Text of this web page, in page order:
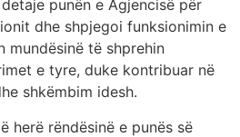
punën e Agjencisë për
dhe shpjegoi funksionimin e
mundësinë të shprehin
e tyre, duke kontribuar në
shkëmbim idesh.
herë rëndësinë e punës së